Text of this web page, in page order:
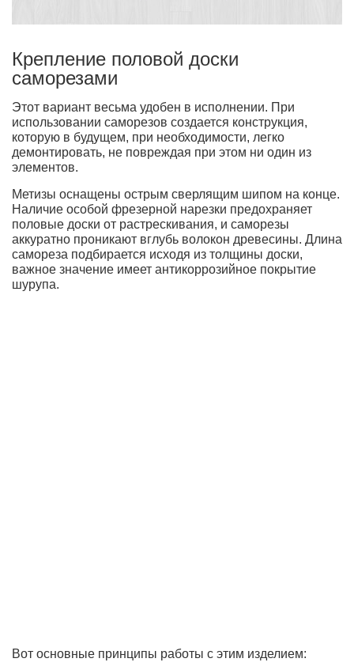
Крепление половой доски
саморезами
Этот вариант весьма удобен в исполнении. При
использовании саморезов создается конструкция,
которую в будущем, при необходимости, легко
демонтировать, не повреждая при этом ни один из
элементов.
Метизы оснащены острым сверлящим шипом на конце.
Наличие особой фрезерной нарезки предохраняет
половые доски от растрескивания, и саморезы
аккуратно проникают вглубь волокон древесины. Длина
самореза подбирается исходя из толщины доски,
важное значение имеет антикоррозийное покрытие
шурупа.
Вот основные принципы работы с этим изделием: